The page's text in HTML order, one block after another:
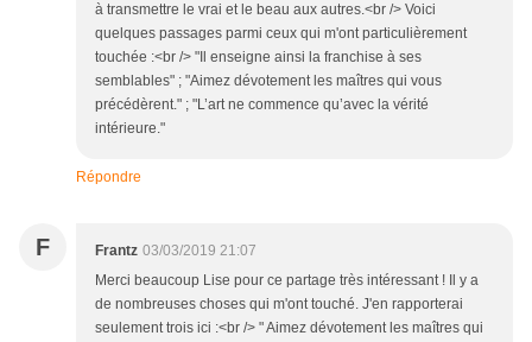
à transmettre le vrai et le beau aux autres.<br /> Voici
quelques passages parmi ceux qui m'ont particulièrement
touchée :<br /> "Il enseigne ainsi la franchise à ses
semblables" ; "Aimez dévotement les maîtres qui vous
précédèrent." ; "L’art ne commence qu’avec la vérité
intérieure."
Répondre
F Frantz 03/03/2019 21:07
Merci beaucoup Lise pour ce partage très intéressant ! Il y a
de nombreuses choses qui m'ont touché. J'en rapporterai
seulement trois ici :<br /> " Aimez dévotement les maîtres qui